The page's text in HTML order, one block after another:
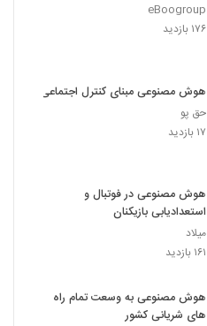
eBoogroup
۱۷۶ بازدید
هوش مصنوعی مبنای کنترل‌ اجتماعی
حق پو
۱۷ بازدید
هوش مصنوعی در فوتبال و
استعدادیابی بازیکنان
میلاد
۱۶۱ بازدید
هوش مصنوعی به وسعت تمام راه
های شریانی کشور